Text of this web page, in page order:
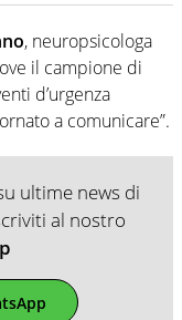
, neuropsicologa
il campione di
d’urgenza
a comunicare”.
ultime news di
al nostro